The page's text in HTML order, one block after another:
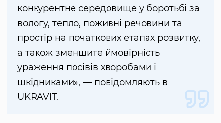
конкурентне середовище у боротьбі за
вологу, тепло, поживні речовини та
простір на початкових етапах розвитку,
а також зменшите ймовірність
ураження посівів хворобами і
шкідниками», — повідомляють в
UKRAVIT.